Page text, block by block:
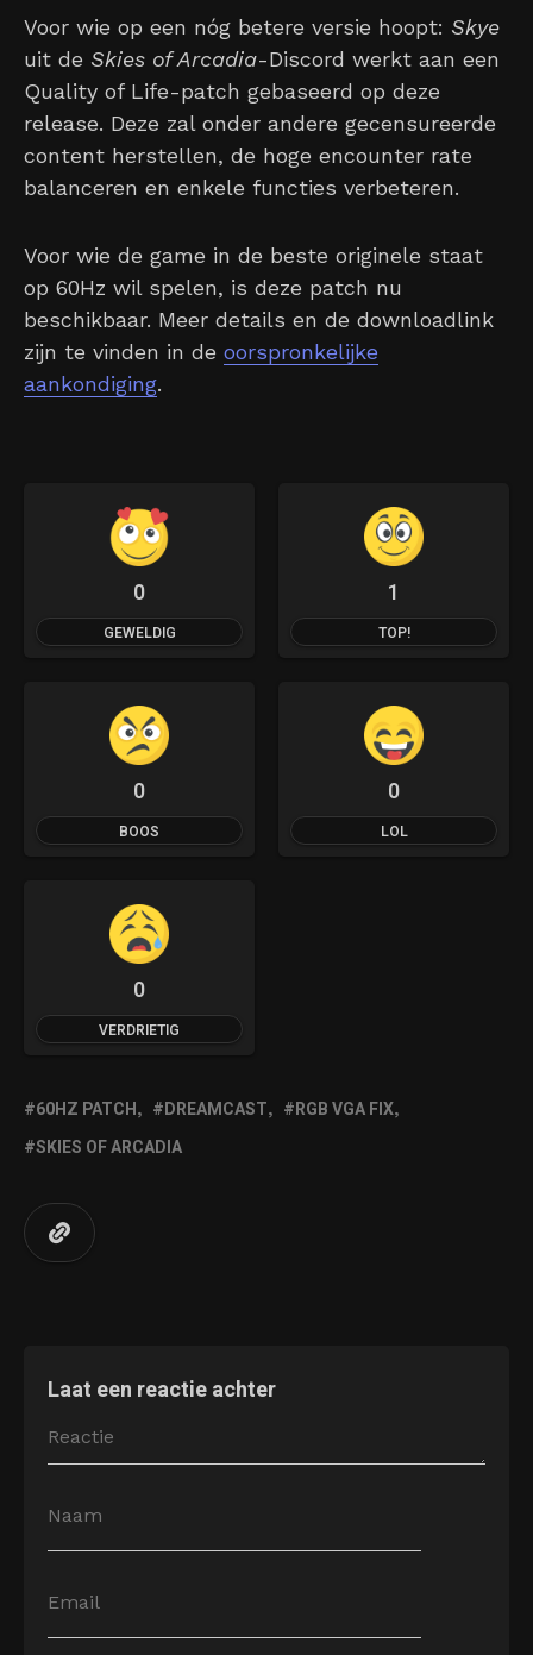
Voor wie op een nóg betere versie hoopt: Skye
uit de Skies of Arcadia-Discord werkt aan een
Quality of Life-patch gebaseerd op deze
release. Deze zal onder andere gecensureerde
content herstellen, de hoge encounter rate
balanceren en enkele functies verbeteren.
Voor wie de game in de beste originele staat
op 60Hz wil spelen, is deze patch nu
beschikbaar. Meer details en de downloadlink
zijn te vinden in de oorspronkelijke
aankondiging.
0
GEWELDIG
1
TOP!
0
BOOS
0
LOL
0
VERDRIETIG
60HZ PATCH DREAMCAST
RGB VGA FIX
SKIES OF ARCADIA
Laat een reactie achter